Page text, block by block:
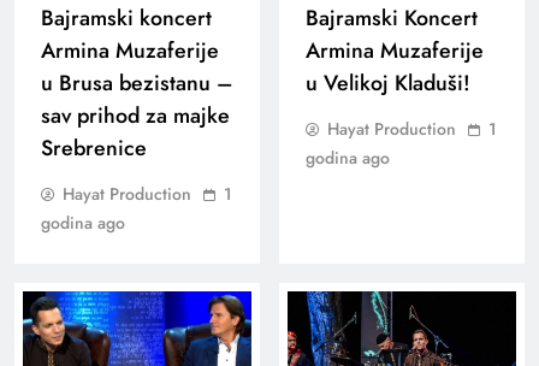
Bajramski koncert
Armina Muzaferije
u Brusa bezistanu –
sav prihod za majke
Srebrenice
Hayat Production
1
godina ago
Bajramski Koncert
Armina Muzaferije
u Velikoj Kladuši!
Hayat Production
1
godina ago